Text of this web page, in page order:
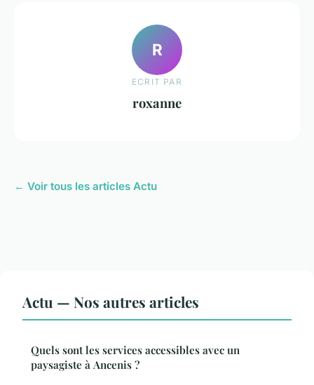
R
ECRIT PAR
roxanne
← Voir tous les articles Actu
Actu — Nos autres articles
Quels sont les services accessibles avec un
paysagiste à Ancenis ?